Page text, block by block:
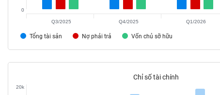
Tổng tài sản Nợ phải trả Vốn chủ sỡ hữu
0
Q3/2025 Q4/2025 Q1/2026
Chỉ số tài chính
20k
TIÊU
THIẾT